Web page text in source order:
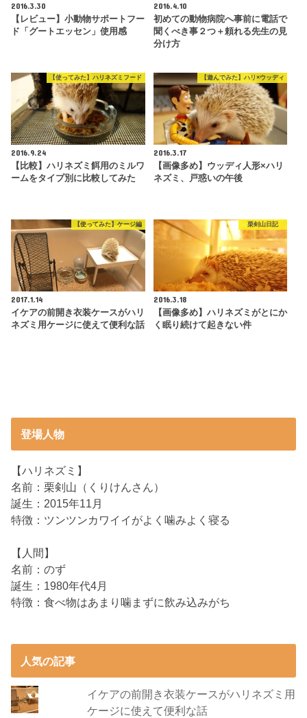
2016.3.30
【レビュー】小動物サポートフー
ド「グートエッセン」使用感
2016.4.10
初めての動物病院へ事前に電話で
聞くべき事２つ＋頼れる先生の見
分け方
【使ってみた】ハリネズミフード
2016.9.24
【比較】ハリネズミ餌用のミルワ
ームをタイプ別に比較してみた
【遊んでみた】ハリ×ウッディ
2016.3.17
【画像多め】ウッディ人形×ハリ
ネズミ、戸惑いの午後
【使ってみた】ケージ編
2017.1.14
イケアの前開き衣装ケースがハリ
ネズミ用ケージに使えて便利な話
栗剣山日記
2016.3.18
【画像多め】ハリネズミがとにか
く眠り続けて起きない件
登場人物
【ハリネズミ】
名前：栗剣山（くりけんさん）
誕生：2015年11月
特徴：ツンツンカワイイがよく噛みよく寝る
【人間】
名前：のず
誕生：1980年代4月
特徴：食べ物はあまり噛まずに飲み込みがち
人気の記事
イケアの前開き衣装ケースがハリネズミ用
ケージに使えて便利な話